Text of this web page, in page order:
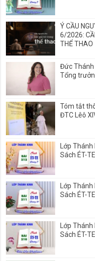
Ý CẦU
6/2026:
THỂ THAO
Đức Thánh
Tổng
Tóm tắt
ĐTC Lêô
Lớp
Sách ÉT-
Lớp
Sách ÉT-
Lớp Thánh
Sách ÉT-